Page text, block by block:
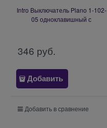
Intro Выключатель Plano 1-102-
05 одноклавишный с
346 руб.
Добавить
Добавить в сравнение